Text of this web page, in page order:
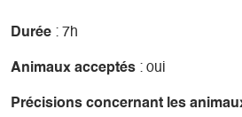
Dénivelé 777m
Durée : 7h
Animaux acceptés : oui
Précisions concernant les